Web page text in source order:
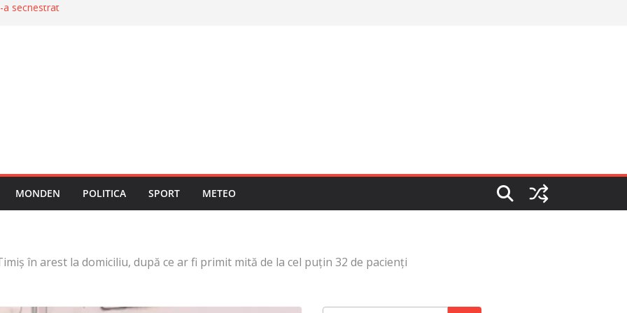
a sechestrat
gaze în
în justiție
patru
MONDEN POLITICA SPORT METEO
în arest la domiciliu, după ce ar fi primit mită de la cel puțin 32 de pacienți